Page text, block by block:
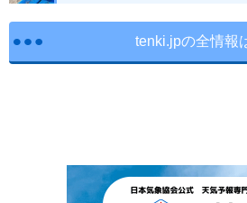
tenki.jpの全情報